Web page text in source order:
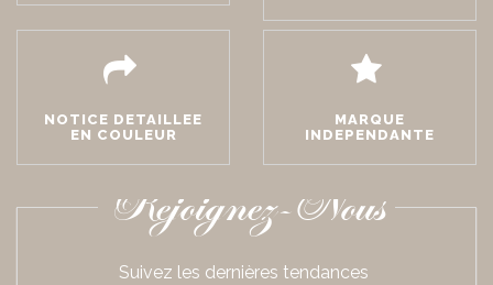
NOTICE DETAILLEE
EN COULEUR
MARQUE
INDEPENDANTE
Rejoignez-Nous
Suivez les dernières tendances